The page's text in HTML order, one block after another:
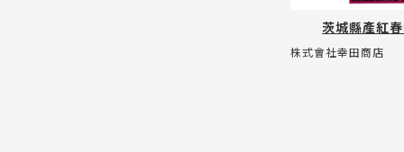
茨城縣產紅
株式會社幸田商店